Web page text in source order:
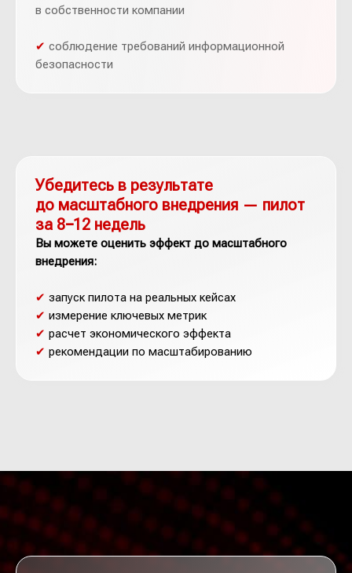
в собственности компании
✔ соблюдение требований информационной
безопасности
Убедитесь в результате
до масштабного внедрения — пилот
за 8−12 недель
Вы можете оценить эффект до масштабного
внедрения:
✔ запуск пилота на реальных кейсах
✔ измерение ключевых метрик
✔ расчет экономического эффекта
✔ рекомендации по масштабированию